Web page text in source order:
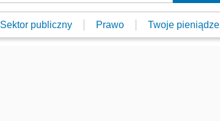
Sektor publiczny Prawo Twoje pieniądze